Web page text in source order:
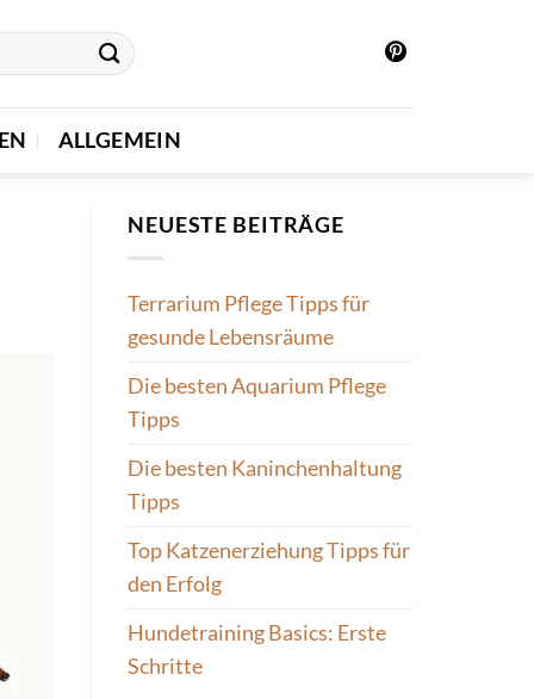
ALLGEMEIN
NEUESTE BEITRÄGE
Terrarium Pflege Tipps für
gesunde Lebensräume
Die besten Aquarium Pflege
Tipps
Die besten Kaninchenhaltung
Tipps
Top Katzenerziehung Tipps für
den Erfolg
Hundetraining Basics: Erste
Schritte